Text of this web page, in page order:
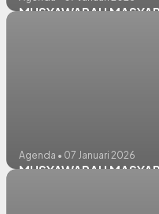
MUSYAWARAH
Agenda • 07 Januari 2026
MUSYAWARAH